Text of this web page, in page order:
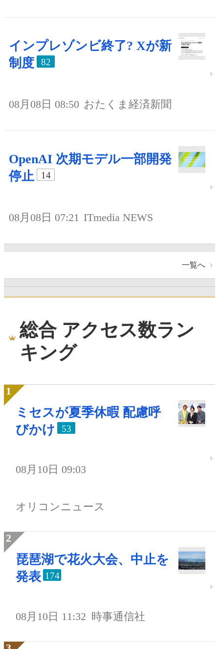
インプレゾンビ終了? Xが新
制度
82
08月08日 08:50 おたくま経済新聞
OpenAI 次期モデル一部開発
停止
14
08月08日 07:21 ITmedia NEWS
一覧へ
総合 アクセス数ラン
キング
ミセスが夏季休暇 配慮呼
びかけ
53
08月10日 09:03
オリコンニュース
琵琶湖で花火大会、中止を
発表 174
08月10日 11:32 時事通信社